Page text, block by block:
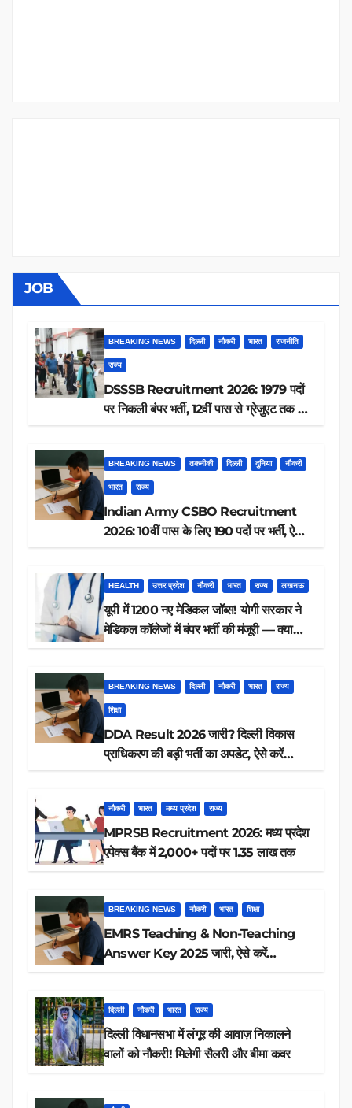
JOB
BREAKING NEWS दिल्ली नौकरी भारत राजनीति
राज्य
DSSSB Recruitment 2026: 1979 पदों
पर निकली बंपर भर्ती, 12वीं पास से ग्रेजुएट तक करें
BREAKING NEWS तकनीकी दिल्ली दुनिया नौकरी
भारत राज्य
Indian Army CSBO Recruitment
2026: 10वीं पास के लिए 190 पदों पर भर्ती, ऐसे
HEALTH उत्तर प्रदेश नौकरी भारत राज्य लखनऊ
यूपी में 1200 नए मेडिकल जॉब्स! योगी सरकार ने
मेडिकल कॉलेजों में बंपर भर्ती की मंजूरी — क्या
BREAKING NEWS दिल्ली नौकरी भारत राज्य
शिक्षा
DDA Result 2026 जारी? दिल्ली विकास
प्राधिकरण की बड़ी भर्ती का अपडेट, ऐसे करें
नौकरी भारत मध्य प्रदेश राज्य
MPRSB Recruitment 2026: मध्य प्रदेश
एपेक्स बैंक में 2,000+ पदों पर 1.35 लाख तक
BREAKING NEWS नौकरी भारत शिक्षा
EMRS Teaching & Non-Teaching
Answer Key 2025 जारी, ऐसे करें
दिल्ली नौकरी भारत राज्य
दिल्ली विधानसभा में लंगूर की आवाज़ निकालने
वालों को नौकरी! मिलेगी सैलरी और बीमा कवर